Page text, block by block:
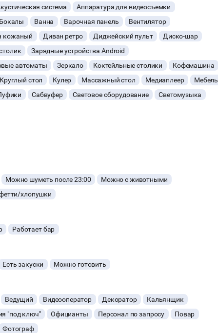
система
Аппаратура для видеосъемки
Бокалы Ванна Варочная панель
Вентилятор
кожаный Диван ретро Диджейский пульт
Диско-шар
Зарядные устройства Android
автоматы Зеркало Коктейльные столики
Кофемашина
Круглый стол Кулер Массажный стол Медиаплеер
Мебель
Сабвуфер Световое оборудование
Светомузыка
Можно шуметь после 23:00
Можно с животными
хлопушки
Работает бар
Есть закуски Можно готовить
Ведущий Видеооператор Декоратор
Кальянщик
"под ключ" Официанты Персонал по запросу
Повар
Фотограф